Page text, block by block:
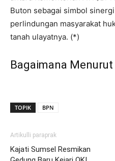
Buton sebagai simbol
perlindungan masyarakat
tanah ulayatnya. (*)
Bagaimana
TOPIK BPN
Artikulli paraprak
Kajati Sumsel Resmikan